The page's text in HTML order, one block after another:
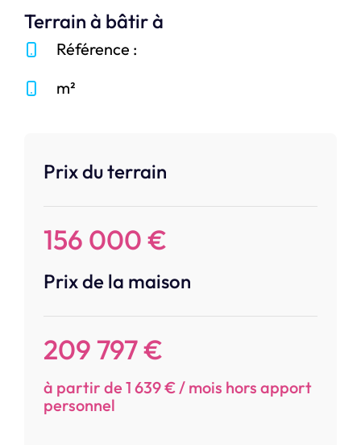
Prix du terrain
156 000 €
Prix de la maison
209 797 €
à partir de 1 639 € / mois hors apport
personnel
Terrain à bâtir à
Référence :
m²